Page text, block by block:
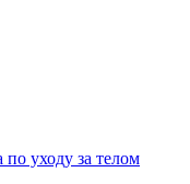
по уходу за телом